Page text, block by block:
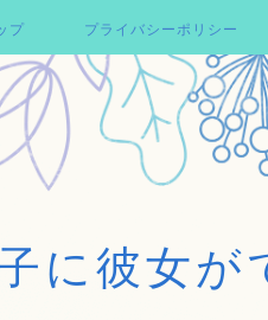
プ プライバシーポリシー
に彼女が